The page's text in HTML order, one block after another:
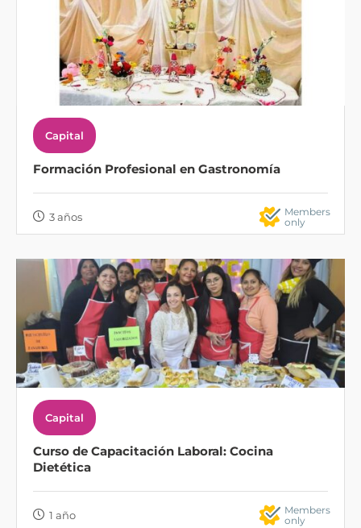
Capital
Formación Profesional en Gastronomía
3 años
Members
only
Capital
Curso de Capacitación Laboral: Cocina
Dietética
1 año
Members
only